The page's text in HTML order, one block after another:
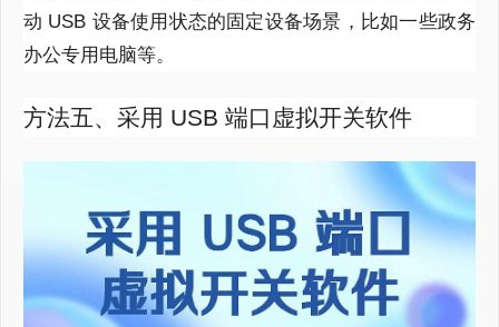
动 USB 设备使用状态的固定设备场景，比如一些政务
办公专用电脑等。
方法五、采用 USB 端口虚拟开关软件